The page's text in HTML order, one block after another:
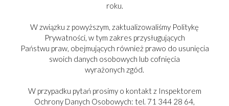
roku.
W związku z powyższym, zaktualizowaliśmy Politykę
Prywatności, w tym zakres przysługujących
Państwu praw, obejmujących również prawo do usunięcia
swoich danych osobowych lub cofnięcia
wyrażonych zgód.
W przypadku pytań prosimy o kontakt z Inspektorem
Ochrony Danych Osobowych: tel. 71 344 28 64,